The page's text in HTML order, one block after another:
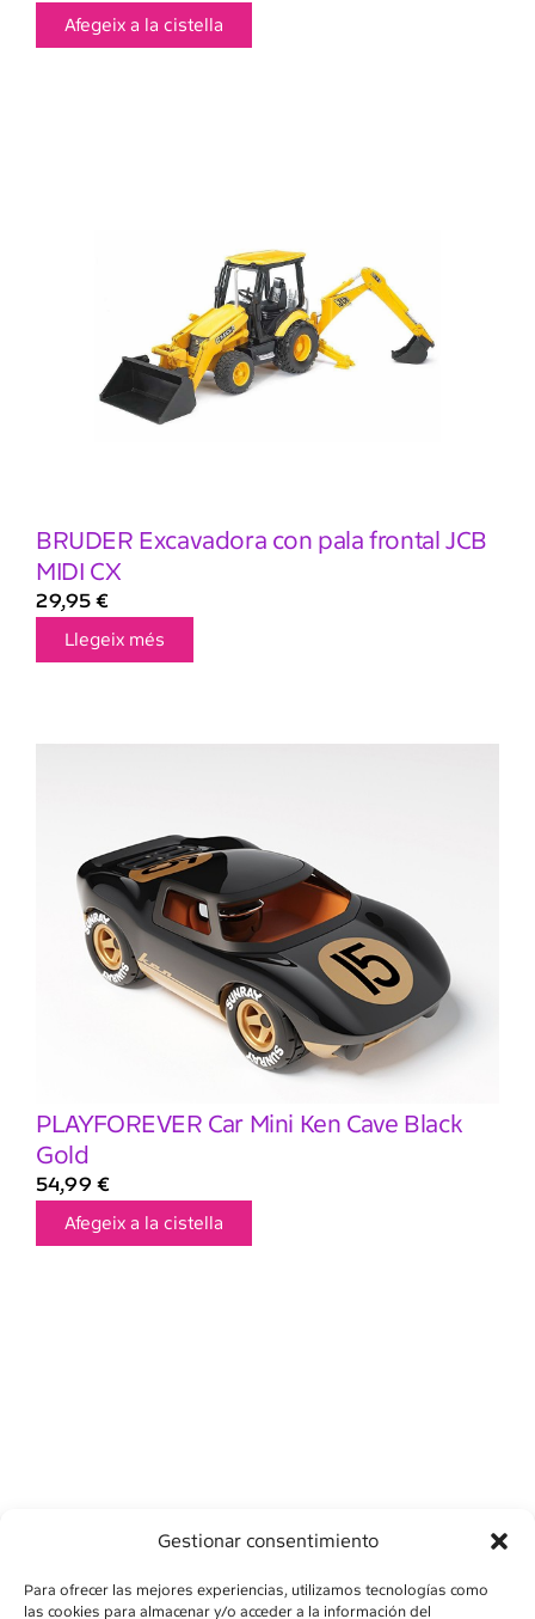
Gestionar consentimiento
Para ofrecer las mejores experiencias, utilizamos tecnologías como
las cookies para almacenar y/o acceder a la información del
Afegeix a la cistella
BRUDER Excavadora con pala frontal JCB
MIDI CX
29,95 €
Llegeix més
PLAYFOREVER Car Mini Ken Cave Black
Gold
54,99 €
Afegeix a la cistella